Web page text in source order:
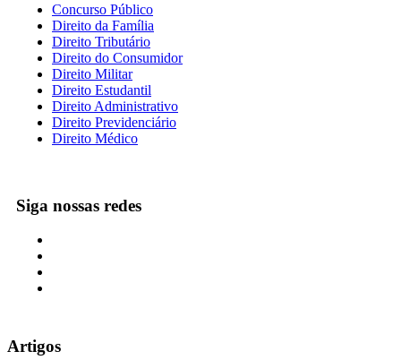
Concurso Público
Direito da Família
Direito Tributário
Direito do Consumidor
Direito Militar
Direito Estudantil
Direito Administrativo
Direito Previdenciário
Direito Médico
Siga nossas redes
Artigos